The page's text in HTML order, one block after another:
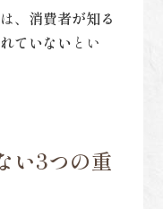
、 消費者が知る
ていない とい
い3つの重